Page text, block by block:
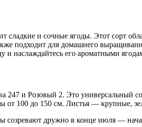
и сочные ягоды. Этот сорт
подходит для домашнего
и наслаждайтесь его ароматными
и Розовый 2. Это универсальный
от 100 до 150 см. Листья — крупные,
созревают дружно в конце июля —